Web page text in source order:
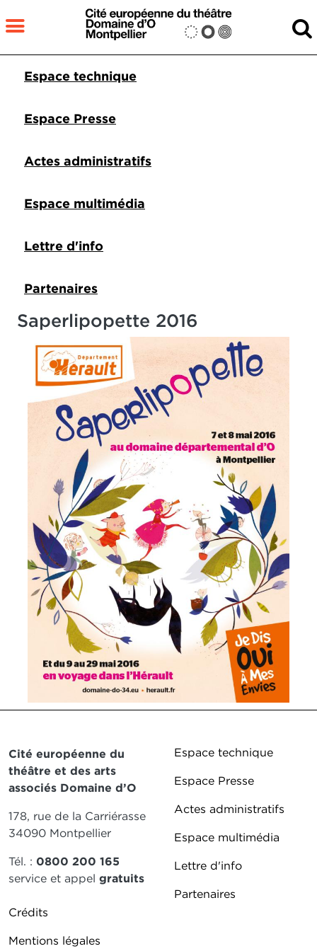
Aller au contenu principal
Espace technique
Espace Presse
Actes administratifs
Espace multimédia
Lettre d'info
Partenaires
Saperlipopette 2016
©CD 34
Cité européenne du
théâtre et des arts
associés Domaine d’O
178, rue de la Carriérasse
34090 Montpellier
Tél. : 0800 200 165
service et appel gratuits
Pied de page DDO 2
Crédits
Mentions légales
Pied de page
Espace technique
Espace Presse
Actes administratifs
Espace multimédia
Lettre d'info
Partenaires